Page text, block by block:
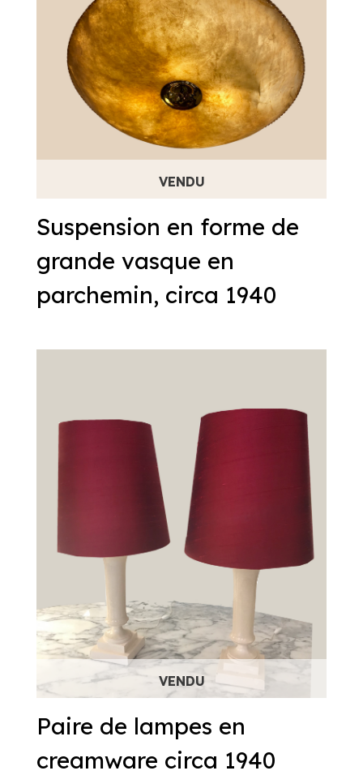
Suspension en forme de
grande vasque en
parchemin, circa 1940
Paire de lampes en
creamware circa 1940